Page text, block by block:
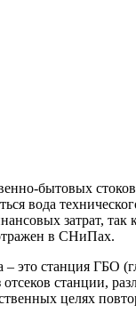
бытовых
вода
затрат, так
в СНиПах.
станция ГБО
станции,
целях